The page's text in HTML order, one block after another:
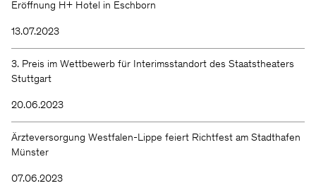
Eröffnung H+ Hotel in Eschborn
13.07.2023
3. Preis im Wettbewerb für Interimsstandort des Staatstheaters
Stuttgart
20.06.2023
Ärzteversorgung Westfalen-Lippe feiert Richtfest am Stadthafen
Münster
07.06.2023